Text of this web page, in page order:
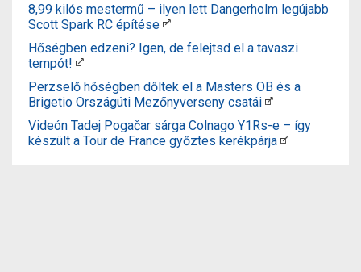
8,99 kilós mestermű – ilyen lett Dangerholm legújabb
Scott Spark RC építése
Hőségben edzeni? Igen, de felejtsd el a tavaszi
tempót!
Perzselő hőségben dőltek el a Masters OB és a
Brigetio Országúti Mezőnyverseny csatái
Videón Tadej Pogačar sárga Colnago Y1Rs-e – így
készült a Tour de France győztes kerékpárja